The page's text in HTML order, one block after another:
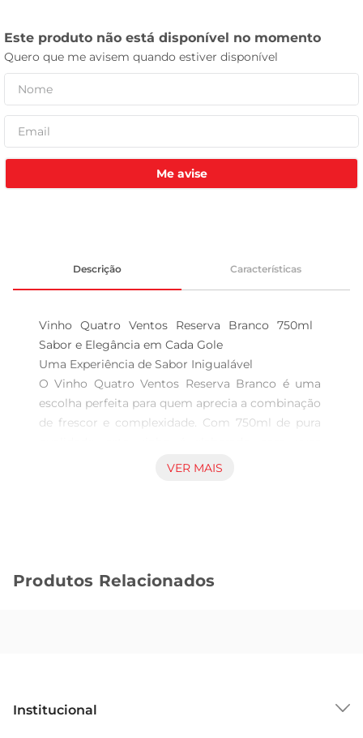
Me avise
Descrição Características
Vinho Quatro Ventos Reserva Branco 750ml
Sabor e Elegância em Cada Gole
Uma Experiência de Sabor Inigualável
O Vinho Quatro Ventos Reserva Branco é uma
escolha perfeita para quem aprecia a combinação
de frescor e complexidade. Com 750ml de pura
selecionadas que proporcionam uma experiência
Ao servir, o Vinho Quatro Ventos Reserva Branco
dos melhores vinhedos, ideal para momentos
VER MAIS
Produtos Relacionados
Institucional
celular